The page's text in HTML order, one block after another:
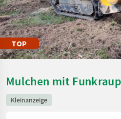
TOP
Mulchen mit
Kleinanzeige